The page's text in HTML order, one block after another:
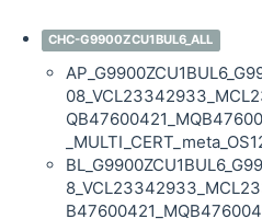
CHC-G9900ZCU1BUL6_ALL